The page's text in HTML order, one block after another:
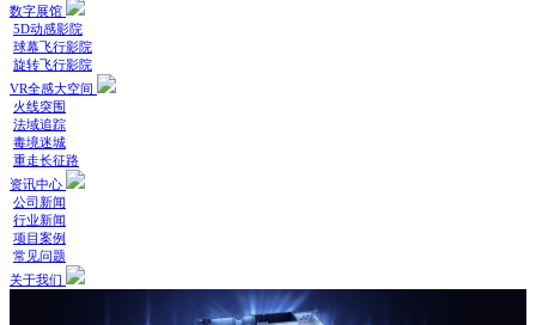
数字展馆
5D动感影院
球幕飞行影院
旋转飞行影院
VR全感大空间
火线突围
法域追踪
毒境迷城
重走长征路
资讯中心
公司新闻
行业新闻
项目案例
常见问题
关于我们